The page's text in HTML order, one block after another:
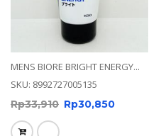
MENS BIORE BRIGHT ENERGY...
SKU: 8992727005135
Rp33,910 Rp30,850